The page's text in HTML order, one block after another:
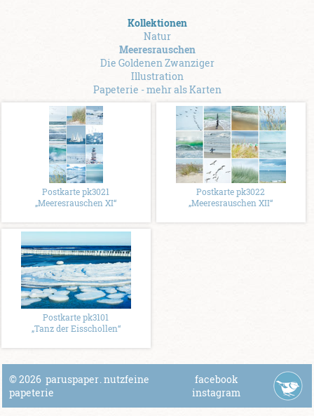
Kollektionen
Natur
Meeresrauschen
Die Goldenen Zwanziger
Illustration
Papeterie - mehr als Karten
Postkarte pk3021
„Meeresrauschen XI“
Postkarte pk3022
„Meeresrauschen XII“
Postkarte pk3101
„Tanz der Eisschollen“
© 2026 paruspaper nutzfeine
papeterie
facebook
instagram